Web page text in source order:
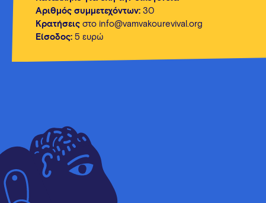
Αριθμός συμμετεχόντων: 30
Κρατήσεις στο info@vamvakourevival.org
Είσοδος: 5 ευρώ